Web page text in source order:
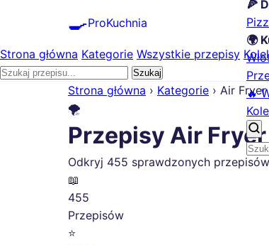
🍳ProKuchnia
🍕
🌍
🔥
Strona główna Kategorie Wszystkie przepisy
Szukaj
Strona główna › Kategorie › Air Fryer
🌪️
Przepisy Air Fryer
Odkryj 455 sprawdzonych
📖
455
Przepisów
⭐